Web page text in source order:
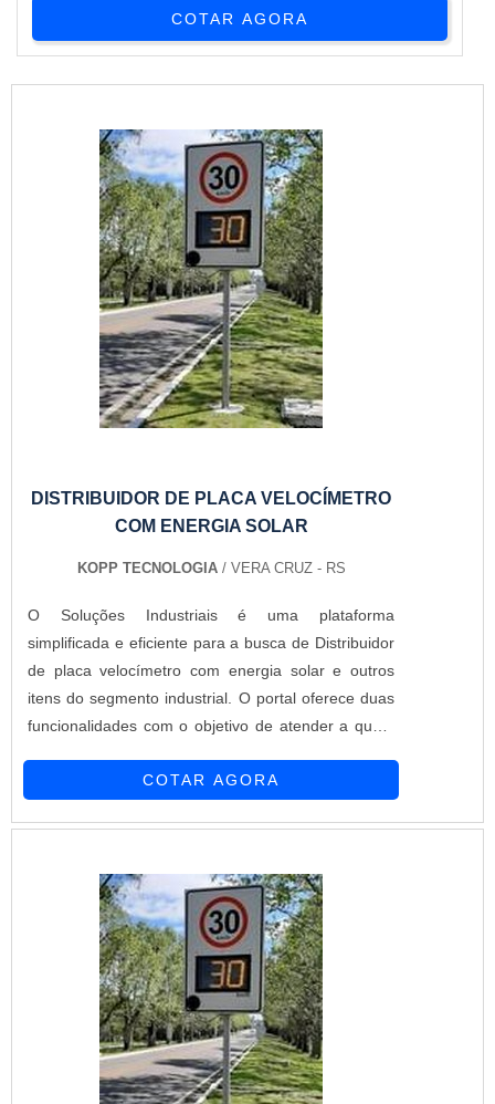
COTAR AGORA
DISTRIBUIDOR DE PLACA VELOCÍMETRO
COM ENERGIA SOLAR
KOPP TECNOLOGIA / VERA CRUZ - RS
O Soluções Industriais é uma plataforma
simplificada e eficiente para a busca de Distribuidor
de placa velocímetro com energia solar e outros
itens do segmento industrial. O portal oferece duas
funcionalidades com o objetivo de atender a quem
industrial ou empresas com interesse na divulgação
COTAR AGORA